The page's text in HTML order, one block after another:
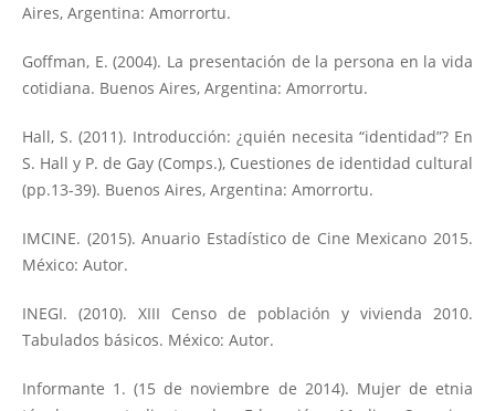
Aires, Argentina: Amorrortu.
Goffman, E. (2004). La presentación de la persona en la vida
cotidiana. Buenos Aires, Argentina: Amorrortu.
Hall, S. (2011). Introducción: ¿quién necesita “identidad”? En
S. Hall y P. de Gay (Comps.), Cuestiones de identidad cultural
(pp.13-39). Buenos Aires, Argentina: Amorrortu.
IMCINE. (2015). Anuario Estadístico de Cine Mexicano 2015.
México: Autor.
INEGI. (2010). XIII Censo de población y vivienda 2010.
Tabulados básicos. México: Autor.
Informante 1. (15 de noviembre de 2014). Mujer de etnia